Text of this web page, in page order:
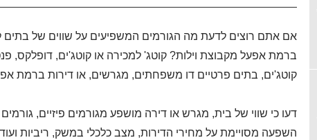
אם אתם רוצים לדעת מה הגורמים המשפיעים על שווים של בתים
ברמת אפעל מקבוצת וילות? קוטג' למכירה או קוטג'ים, דופלקס,
קוטג'ים, בתים פרטיים דו משפחתים, מגרשים, או דירות ברמת
דעו כי שווי של בית, מגרש או דירה מושפע מגורמים פיזיים,
השפעה מסויימת על מחירי הדירות, מצב כלכלי במשק, ריביות